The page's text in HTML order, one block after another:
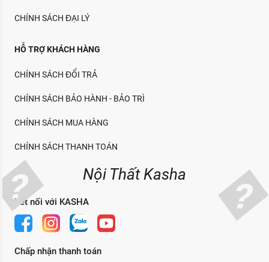
CHÍNH SÁCH ĐẠI LÝ
HỖ TRỢ KHÁCH HÀNG
CHÍNH SÁCH ĐỔI TRẢ
CHÍNH SÁCH BẢO HÀNH - BẢO TRÌ
CHÍNH SÁCH MUA HÀNG
CHÍNH SÁCH THANH TOÁN
Nội Thất Kasha
Kết nối với KASHA
Chấp nhận thanh toán